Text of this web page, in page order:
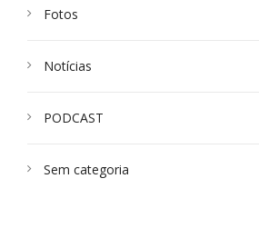
Fotos
Notícias
PODCAST
Sem categoria